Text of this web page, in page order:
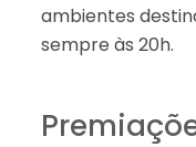
ambientes
sempre às 20h.